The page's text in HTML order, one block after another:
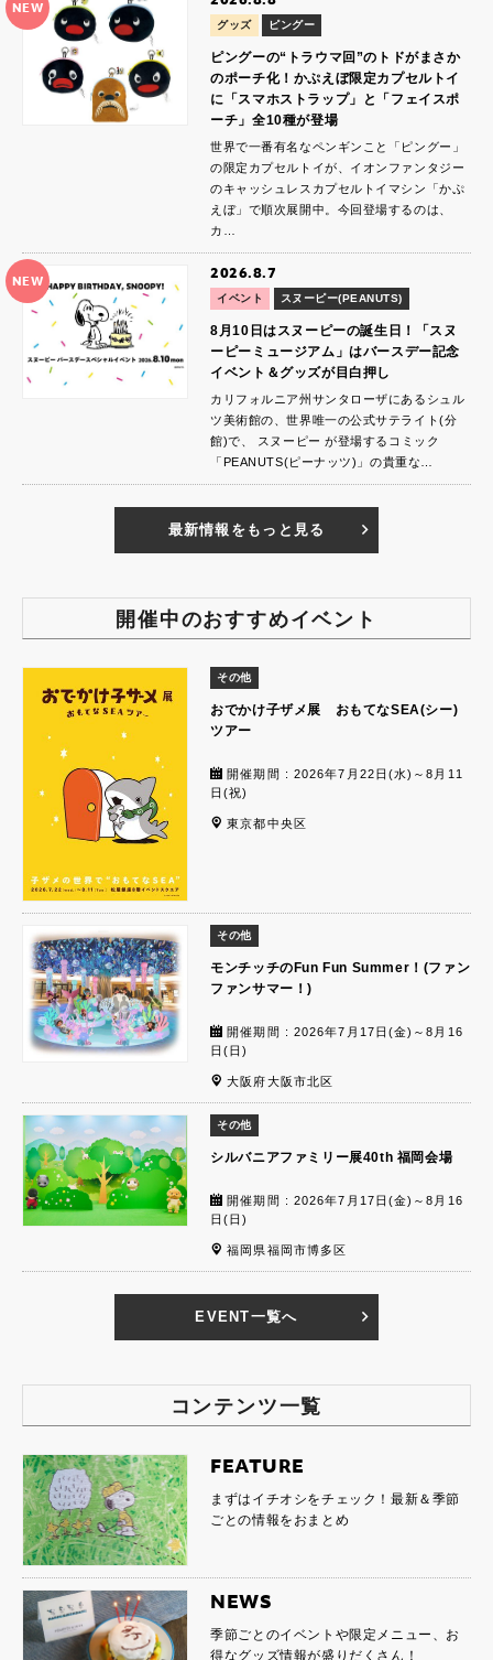
NEW
グッズ ピングー
ピングーの“トラウマ回”のトドがまさか
のポーチ化！かぷえぼ限定カプセルトイ
に「スマホストラップ」と「フェイスポ
ーチ」全10種が登場
世界で一番有名なペンギンこと「ピングー」
の限定カプセルトイが、イオンファンタジー
のキャッシュレスカプセルトイマシン「かぷ
えぼ」で順次展開中。今回登場するのは、
カ…
NEW 2026.8.7
イベント スヌーピー(PEANUTS)
8月10日はスヌーピーの誕生日！「スヌ
ーピーミュージアム」はバースデー記念
イベント＆グッズが目白押し
カリフォルニア州サンタローザにあるシュル
ツ美術館の、世界唯一の公式サテライト(分
館)で、 スヌーピー が登場するコミック
「PEANUTS(ピーナッツ)」の貴重な…
最新情報をもっと見る
開催中のおすすめイベント
その他
おでかけ子ザメ展 おもてなSEA(シー)
ツアー
開催期間 : 2026年7月22日(水)～8月11
日(祝)
東京都中央区
その他
モンチッチのFun Fun Summer！(ファン
ファンサマー！)
開催期間 : 2026年7月17日(金)～8月16
日(日)
大阪府大阪市北区
その他
シルバニアファミリー展40th 福岡会場
開催期間 : 2026年7月17日(金)～8月16
日(日)
福岡県福岡市博多区
EVENT一覧へ
コンテンツ一覧
FEATURE
まずはイチオシをチェック！最新＆季節
ごとの情報をおまとめ
NEWS
季節ごとのイベントや限定メニュー、お
得なグッズ情報が盛りだくさん！